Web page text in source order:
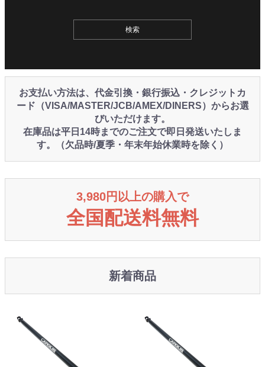
お支払い方法は、代金引換・銀行振込・クレジットカ
ード（VISA/MASTER/JCB/AMEX/DINERS）からお選
びいただけます。
在庫品は平日14時までのご注文で即日発送いたしま
す。（欠品時/夏季・年末年始休業時を除く）
3,980円以上の購入で
全国配送料無料
新着商品